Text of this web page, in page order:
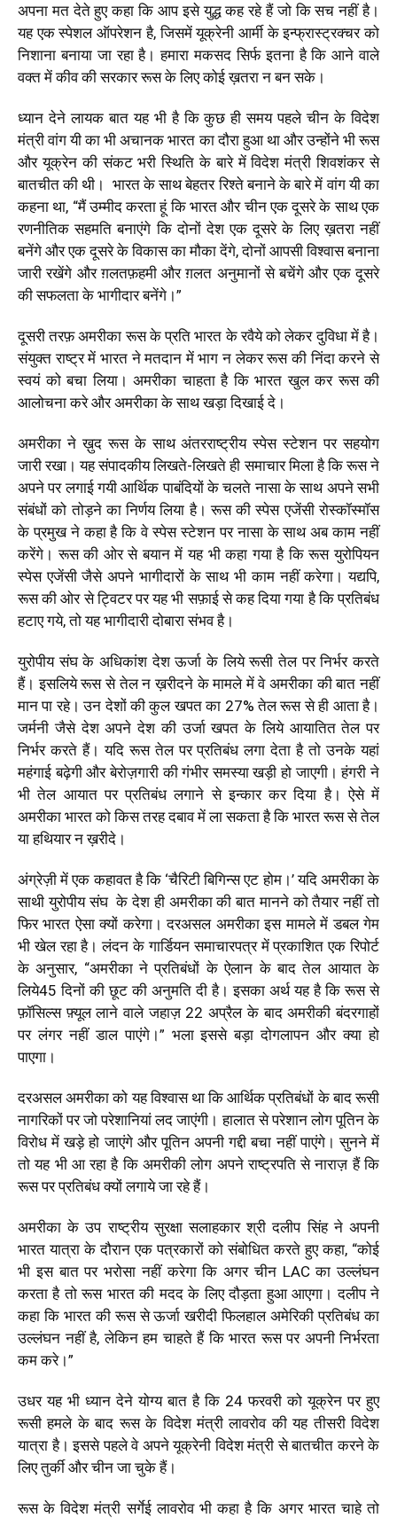
अपना मत देते हुए कहा कि आप इसे युद्ध कह रहे हैं जो कि सच नहीं है।
यह एक स्पेशल ऑपरेशन है, जिसमें यूक्रेनी आर्मी के इन्फ्रास्ट्रक्चर को
निशाना बनाया जा रहा है। हमारा मकसद सिर्फ इतना है कि आने वाले
वक्त में कीव की सरकार रूस के लिए कोई ख़तरा न बन सके।
ध्यान देने लायक बात यह भी है कि कुछ ही समय पहले चीन के विदेश
मंत्रीवांग यीका भी अचानक भारत का दौरा हुआ था और उन्होंने भी रूस
और यूक्रेन की संकट भरी स्थिति के बारे में विदेश मंत्री शिवशंकर से
बातचीत की थी। भारत के साथ बेहतर रिश्ते बनाने के बारे में वांग यी का
कहना था, “मैं उम्मीद करता हूं कि भारत और चीन एक दूसरे के साथ एक
रणनीतिक सहमति बनाएंगे कि दोनों देश एक दूसरे के लिए ख़तरा नहीं
बनेंगे और एक दूसरे के विकास का मौका देंगे, दोनों आपसी विश्वास बनाना
जारी रखेंगे और ग़लतफ़हमी और ग़लत अनुमानों से बचेंगे और एक दूसरे
की सफलता के भागीदार बनेंगे।”
दूसरी तरफ़ अमरीका रूस के प्रति भारत के रवैये कोलेकर दुविधा में है।
संयुक्त राष्ट्र में भारत ने मतदान में भाग न लेकर रूस की निंदा करने से
स्वयं को बचा लिया। अमरीका चाहता है कि भारत खुल कर रूस की
आलोचना करे और अमरीका के साथ खड़ा दिखाई दे।
अमरीका ने ख़ुद रूस के साथ अंतरराष्ट्रीय स्पेस स्टेशन पर सहयोग
जारी रखा। यह संपादकीय लिखते-लिखते ही समाचार मिला है कि रूस ने
अपने पर लगाई गयी आर्थिक पाबंदियों के चलते नासा के साथ अपने सभी
संबंधों को तोड़ने का निर्णय लिया है। रूस की स्पेस एजेंसी रोस्कॉस्मॉस
के प्रमुख ने कहा है कि वे स्पेस स्टेशन पर नासा के साथ अब काम नहीं
करेंगे। रूस की ओर से बयान में यह भी कहा गया है कि रूस युरोपियन
स्पेस एजेंसी जैसे अपने भागीदारों के साथ भी काम नहीं करेगा। यद्यपि,
रूस की ओर से ट्विटर पर यह भी सफ़ाई से कह दिया गया है कि प्रतिबंध
हटाए गये, तो यह भागीदारी दोबारा संभव है।
युरोपीय संघ के अधिकांश देश ऊर्जा के लिये रूसी तेल पर निर्भर करते
हैं। इसलिये रूस से तेल न ख़रीदने के मामले में वे अमरीका की बात नहीं
मान पा रहे। उन देशों की कुल खपत का 27% तेल रूस से ही आता है।
जर्मनी जैसे देश अपने देश की उर्जा खपत के लिये आयातित तेल पर
निर्भर करते हैं। यदि रूस तेल पर प्रतिबंध लगा देता है तो उनके यहां
महंगाई बढ़ेगी और बेरोज़गारी की गंभीर समस्या खड़ी हो जाएगी। हंगरी ने
भी तेल आयात पर प्रतिबंध लगाने से इन्कार कर दिया है। ऐसे में
अमरीका भारत को किस तरह दबाव में ला सकता है कि भारत रूस से तेल
या हथियार न ख़रीदे।
अंग्रेज़ी में एक कहावत है कि ‘चैरिटी बिगिन्स एट होम।’ यदि अमरीका के
साथी युरोपीय संघ के देश ही अमरीका की बात मानने को तैयार नहीं तो
फिर भारत ऐसा क्यों करेगा। दरअसल अमरीका इस मामले में डबल गेम
भी खेल रहा है। लंदन के गार्डियन समाचारपत्र में प्रकाशित एक रिपोर्ट
के अनुसार, “अमरीका ने प्रतिबंधों के ऐलान के बाद तेल आयात के
लिये45 दिनों की छूट की अनुमति दी है। इसका अर्थ यह है कि रूस से
फ़ॉसिल्स फ़्यूल लाने वाले जहाज़ 22 अप्रैल के बाद अमरीकी बंदरगाहों
पर लंगर नहीं डाल पाएंगे।” भला इससे बड़ा दोगलापन और क्या हो
पाएगा।
दरअसल अमरीका को यह विश्वास था कि आर्थिक प्रतिबंधों के बाद रूसी
नागरिकों पर जो परेशानियां लद जाएंगी। हालात से परेशान लोग पूतिन के
विरोध में खड़े हो जाएंगे और पूतिन अपनी गद्दी बचा नहीं पाएंगे। सुनने में
तो यह भी आ रहा है कि अमरीकी लोग अपने राष्ट्रपति से नाराज़ हैं कि
रूस पर प्रतिबंध क्यों लगाये जा रहे हैं।
अमरीका के उप राष्ट्रीय सुरक्षा सलाहकार श्री दलीप सिंह ने अपनी
भारत यात्रा के दौरान एक पत्रकारों को संबोधित करते हुए कहा, “कोई
भी इस बात पर भरोसा नहीं करेगा कि अगर चीन LAC का उल्लंघन
करता है तो रूस भारत की मदद के लिए दौड़ता हुआ आएगा। दलीप ने
कहा कि भारत की रूस से ऊर्जा खरीदी फिलहाल अमेरिकी प्रतिबंध का
उल्लंघन नहीं है, लेकिन हम चाहते हैं कि भारत रूस पर अपनी निर्भरता
कम करे।”
उधर यह भी ध्यान देने योग्य बात है कि 24 फरवरी को यूक्रेन पर हुए
रूसी हमले के बाद रूस के विदेश मंत्री लावरोव की यह तीसरी विदेश
यात्रा है। इससे पहले वे ​​​​​​अपने यूक्रेनी विदेश मंत्री से बातचीत करने के
लिए तुर्की और चीन जा चुके हैं।
रूस के विदेश मंत्री सर्गेई लावरोव भी कहा है कि अगर भारत चाहे तो